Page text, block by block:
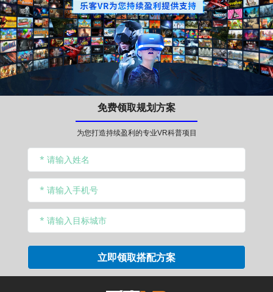
免费领取规划方案
为您打造持续盈利的专业VR科普项目